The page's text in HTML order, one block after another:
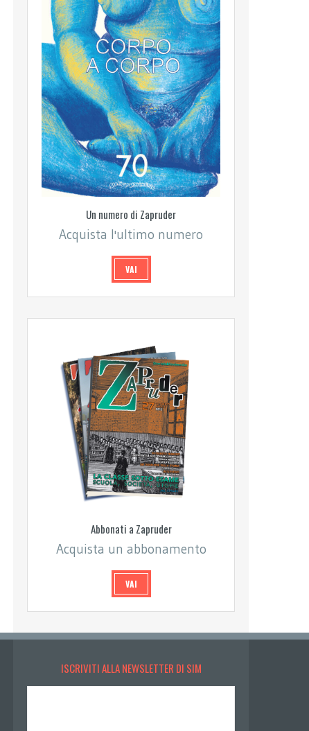
Un numero di Zapruder
Acquista l'ultimo numero
VAI
Abbonati a Zapruder
Acquista un abbonamento
VAI
ISCRIVITI ALLA NEWSLETTER DI SIM